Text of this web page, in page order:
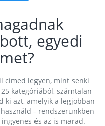
egyedi
címed legyen, mint senki
kategóriából, számtalan
ki azt, amelyik a legjobban
- rendszerünkben
és az is marad.